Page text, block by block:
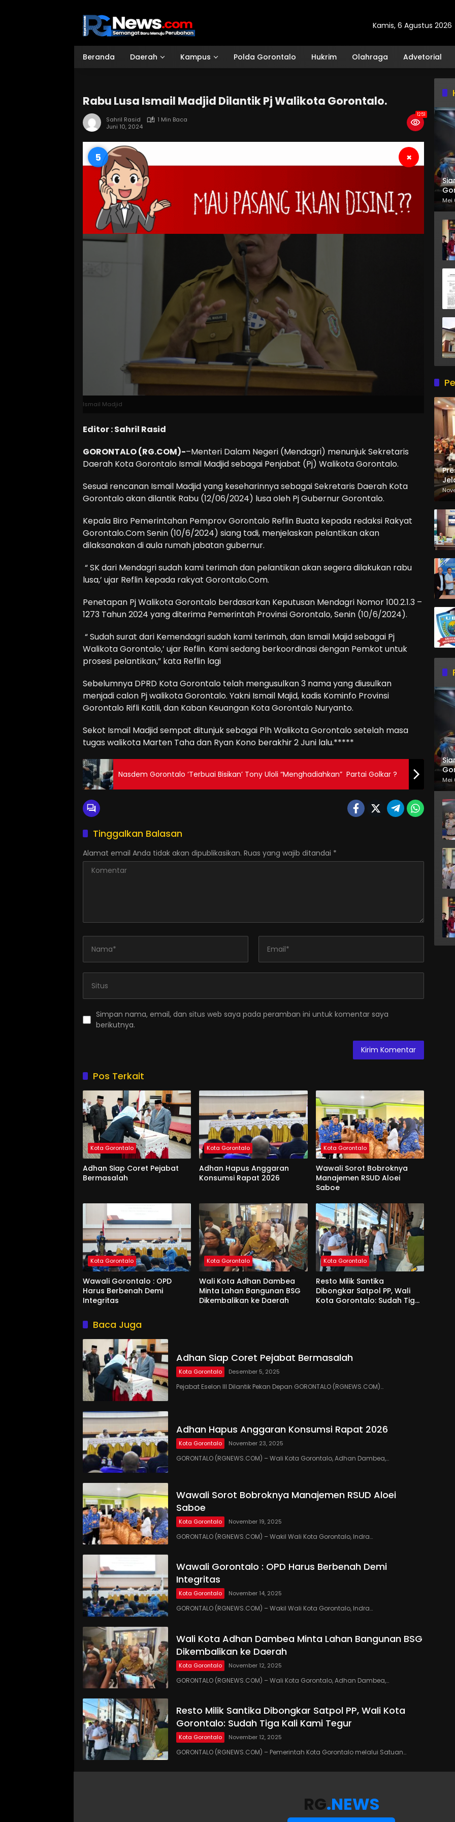
Kamis, 6 Agustus 2026
Beranda Daerah Kampus Polda Gorontalo Hukrim Olahraga Advetorial
Rabu Lusa Ismail Madjid Dilantik Pj Walikota Gorontalo.
Sahril Rasid
1 Min Baca
Juni 10, 2024
1251
4 ×
Ismail Madjid
Editor : Sahril Rasid
GORONTALO (RG.COM)-–Menteri Dalam Negeri (Mendagri) menunjuk Sekretaris
Daerah Kota Gorontalo Ismail Madjid sebagai Penjabat (Pj) Walikota Gorontalo.
Sesuai rencanan Ismail Madjid yang keseharinnya sebagai Sekretaris Daerah Kota
Gorontalo akan dilantik Rabu (12/06/2024) lusa oleh Pj Gubernur Gorontalo.
Kepala Biro Pemerintahan Pemprov Gorontalo Reflin Buata kepada redaksi Rakyat
Gorontalo.Com Senin (10/6/2024) siang tadi, menjelaskan pelantikan akan
dilaksanakan di aula rumah jabatan gubernur.
“ SK dari Mendagri sudah kami terimah dan pelantikan akan segera dilakukan rabu
lusa,’ ujar Reflin kepada rakyat Gorontalo.Com.
Penetapan Pj Walikota Gorontalo berdasarkan Keputusan Mendagri Nomor 100.2.1.3 –
1273 Tahun 2024 yang diterima Pemerintah Provinsi Gorontalo, Senin (10/6/2024).
“ Sudah surat dari Kemendagri sudah kami terimah, dan Ismail Majid sebagai Pj
Walikota Gorontalo,’ ujar Reflin. Kami sedang berkoordinasi dengan Pemkot untuk
prosesi pelantikan,” kata Reflin lagi
Sebelumnya DPRD Kota Gorontalo telah mengusulkan 3 nama yang diusulkan
menjadi calon Pj walikota Gorontalo. Yakni Ismail Majid, kadis Kominfo Provinsi
Gorontalo Rifli Katili, dan Kaban Keuangan Kota Gorontalo Nuryanto.
Sekot Ismail Madjid sempat ditunjuk sebagai Plh Walikota Gorontalo setelah masa
tugas walikota Marten Taha dan Ryan Kono berakhir 2 Juni lalu.*****
Nasdem Gorontalo ‘Terbuai Bisikan’ Tony Uloli “Menghadiahkan” Partai Golkar ?
Tinggalkan Balasan
Alamat email Anda tidak akan dipublikasikan. Ruas yang wajib ditandai *
Simpan nama, email, dan situs web saya pada peramban ini untuk komentar saya
berikutnya.
Pos Terkait
Kota Gorontalo
Adhan Siap Coret Pejabat
Bermasalah
Kota Gorontalo
Adhan Hapus Anggaran
Konsumsi Rapat 2026
Kota Gorontalo
Wawali Sorot Bobroknya
Manajemen RSUD Aloei
Saboe
Kota Gorontalo
Wawali Gorontalo : OPD
Harus Berbenah Demi
Integritas
Kota Gorontalo
Wali Kota Adhan Dambea
Minta Lahan Bangunan BSG
Dikembalikan ke Daerah
Kota Gorontalo
Resto Milik Santika
Dibongkar Satpol PP, Wali
Kota Gorontalo: Sudah Tiga
Baca Juga
Adhan Siap Coret Pejabat Bermasalah
Kota Gorontalo Desember 5, 2025
Pejabat Eselon III Dilantik Pekan Depan GORONTALO (RGNEWS.COM)…
Adhan Hapus Anggaran Konsumsi Rapat 2026
Kota Gorontalo November 23, 2025
GORONTALO (RGNEWS.COM) – Wali Kota Gorontalo, Adhan Dambea,…
Wawali Sorot Bobroknya Manajemen RSUD Aloei
Saboe
Kota Gorontalo November 19, 2025
GORONTALO (RGNEWS.COM) – Wakil Wali Kota Gorontalo, Indra…
Wawali Gorontalo : OPD Harus Berbenah Demi
Integritas
Kota Gorontalo November 14, 2025
GORONTALO (RGNEWS.COM) – Wakil Wali Kota Gorontalo, Indra…
Wali Kota Adhan Dambea Minta Lahan Bangunan BSG
Dikembalikan ke Daerah
Kota Gorontalo November 12, 2025
GORONTALO (RGNEWS.COM) – Wali Kota Gorontalo, Adhan Dambea,…
Resto Milik Santika Dibongkar Satpol PP, Wali Kota
Gorontalo: Sudah Tiga Kali Kami Tegur
Kota Gorontalo November 12, 2025
GORONTALO (RGNEWS.COM) – Pemerintah Kota Gorontalo melalui Satuan…
Mei
Mei
RG.NEWS